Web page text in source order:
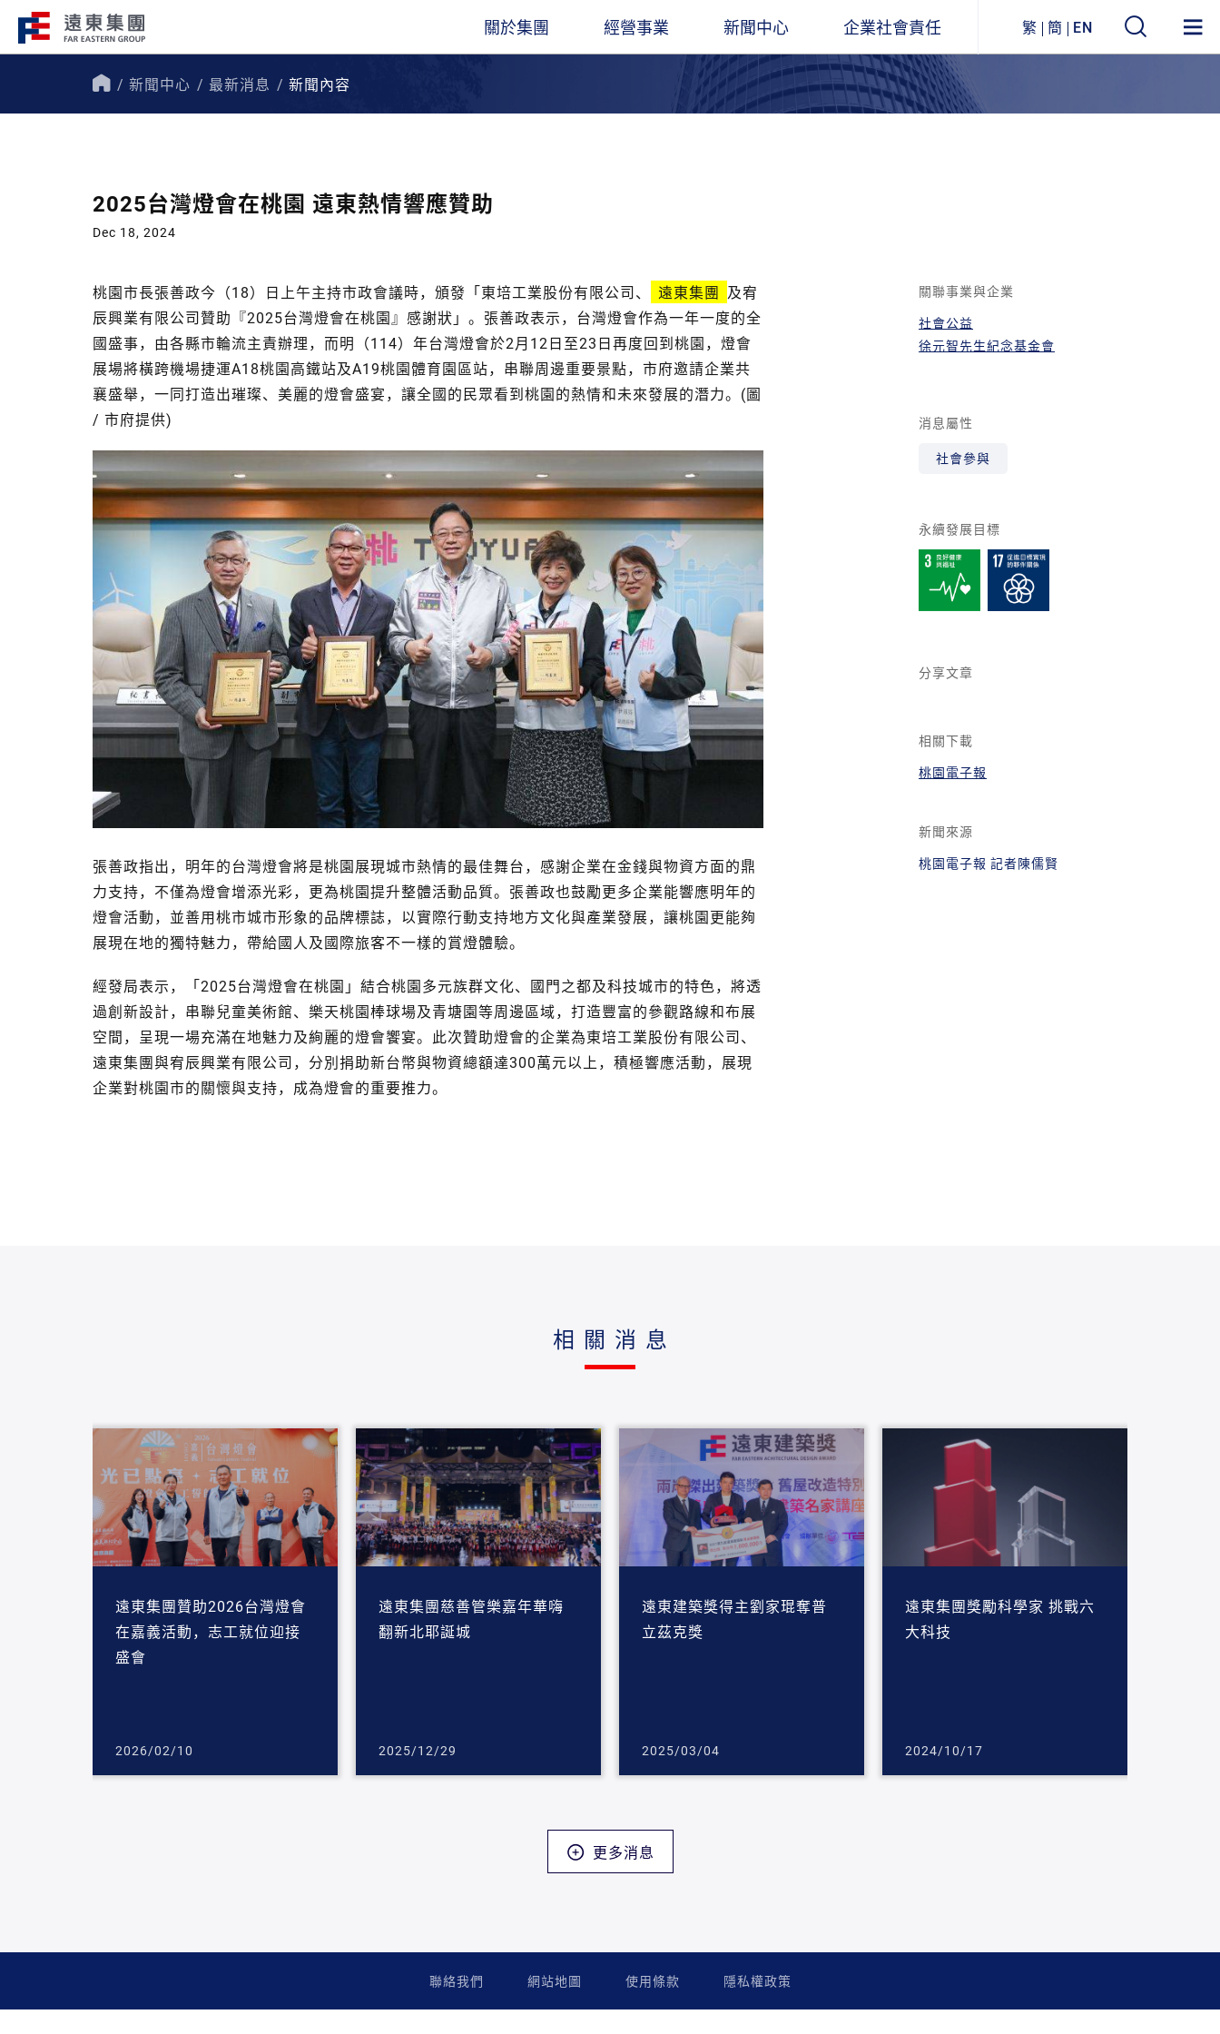
關於集團
經營團隊
企業總覽​
企業總覽​
會責任的道路上，才能屹立不搖，站穩腳
跟，大步前行。
經營事業
百貨零售
觀光旅館
社會公益
事業關聯圖
事業關聯圖
域涵蓋十大產業，生產服務基地涵蓋亞
新聞中心
最新消息
遠東人月刊
企業社會責任
遠東ESG
遠東ESG
價值與創新能力
企業永續報告書
獲獎與肯定
繁 簡 EN
新聞中心 最新消息 新聞內容
2025台灣燈會在桃園 遠東熱情響應贊助
Dec 18, 2024
桃園市長張善政今（18）日上午主持市政會議時，頒發「東培工業股份有限公司、 遠東集團 及宥
辰興業有限公司贊助『2025台灣燈會在桃園』感謝狀」。張善政表示，台灣燈會作為一年一度的全
國盛事，由各縣市輪流主責辦理，而明（114）年台灣燈會於2月12日至23日再度回到桃園，燈會
展場將橫跨機場捷運A18桃園高鐵站及A19桃園體育園區站，串聯周邊重要景點，市府邀請企業共
襄盛舉，一同打造出璀璨、美麗的燈會盛宴，讓全國的民眾看到桃園的熱情和未來發展的潛力。(圖
/ 市府提供)
張善政指出，明年的台灣燈會將是桃園展現城市熱情的最佳舞台，感謝企業在金錢與物資方面的鼎
力支持，不僅為燈會增添光彩，更為桃園提升整體活動品質。張善政也鼓勵更多企業能響應明年的
燈會活動，並善用桃市城市形象的品牌標誌，以實際行動支持地方文化與產業發展，讓桃園更能夠
展現在地的獨特魅力，帶給國人及國際旅客不一樣的賞燈體驗。
經發局表示，「2025台灣燈會在桃園」結合桃園多元族群文化、國門之都及科技城市的特色，將透
過創新設計，串聯兒童美術館、樂天桃園棒球場及青塘園等周邊區域，打造豐富的參觀路線和布展
空間，呈現一場充滿在地魅力及絢麗的燈會饗宴。此次贊助燈會的企業為東培工業股份有限公司、
遠東集團與宥辰興業有限公司，分別捐助新台幣與物資總額達300萬元以上，積極響應活動，展現
企業對桃園市的關懷與支持，成為燈會的重要推力。
關聯事業與企業
社會公益
徐元智先生紀念基金會
消息屬性
社會參與
永續發展目標
分享文章
相關下載
桃園電子報
新聞來源
桃園電子報 記者陳儒賢
相關消息
遠東集團贊助2026台灣燈會
在嘉義活動，志工就位迎接
盛會
2026/02/10
遠東集團慈善管樂嘉年華嗨
翻新北耶誕城
2025/12/29
遠東建築獎得主劉家琨奪普
立茲克獎
2025/03/04
遠東集團獎勵科學家 挑戰六
大科技
2024/10/17
更多消息
聯絡我們 網站地圖 使用條款 隱私權政策